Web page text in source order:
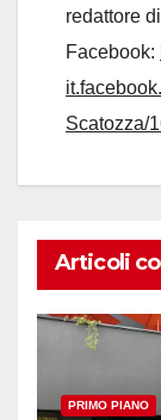
redattore
Facebook:
Scatozza/
Articoli
PRIMO PIANO